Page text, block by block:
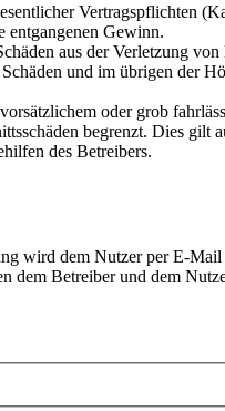
Vertragspflichten
entgangenen Gewinn.
aus der Verletzung
und im übrigen der
oder grob
begrenzt. Dies gilt
des Betreibers.
wird dem Nutzer per E-
Betreiber und dem